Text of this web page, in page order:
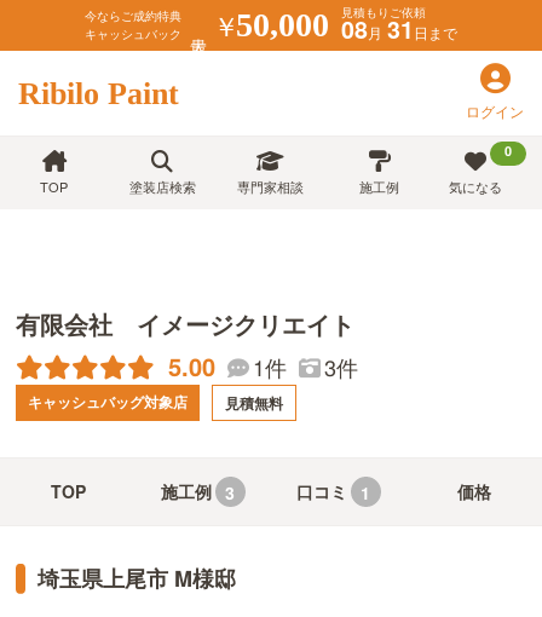
今ならご成約特典
キャッシュバック
￥50,000 見積もりご依頼
08月 31日まで
Ribilo Paint ログイン
TOP 塗装店検索 専門家相談 施工例
0
気になる
有限会社 イメージクリエイト
5.00 1件 3件
キャッシュバッグ対象店 見積無料
TOP 施工例 3 口コミ 1 価格
埼玉県上尾市 M様邸